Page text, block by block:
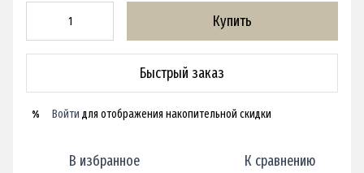
Купить
Быстрый заказ
% Войти для отображения накопительной скидки
В избранное К сравнению